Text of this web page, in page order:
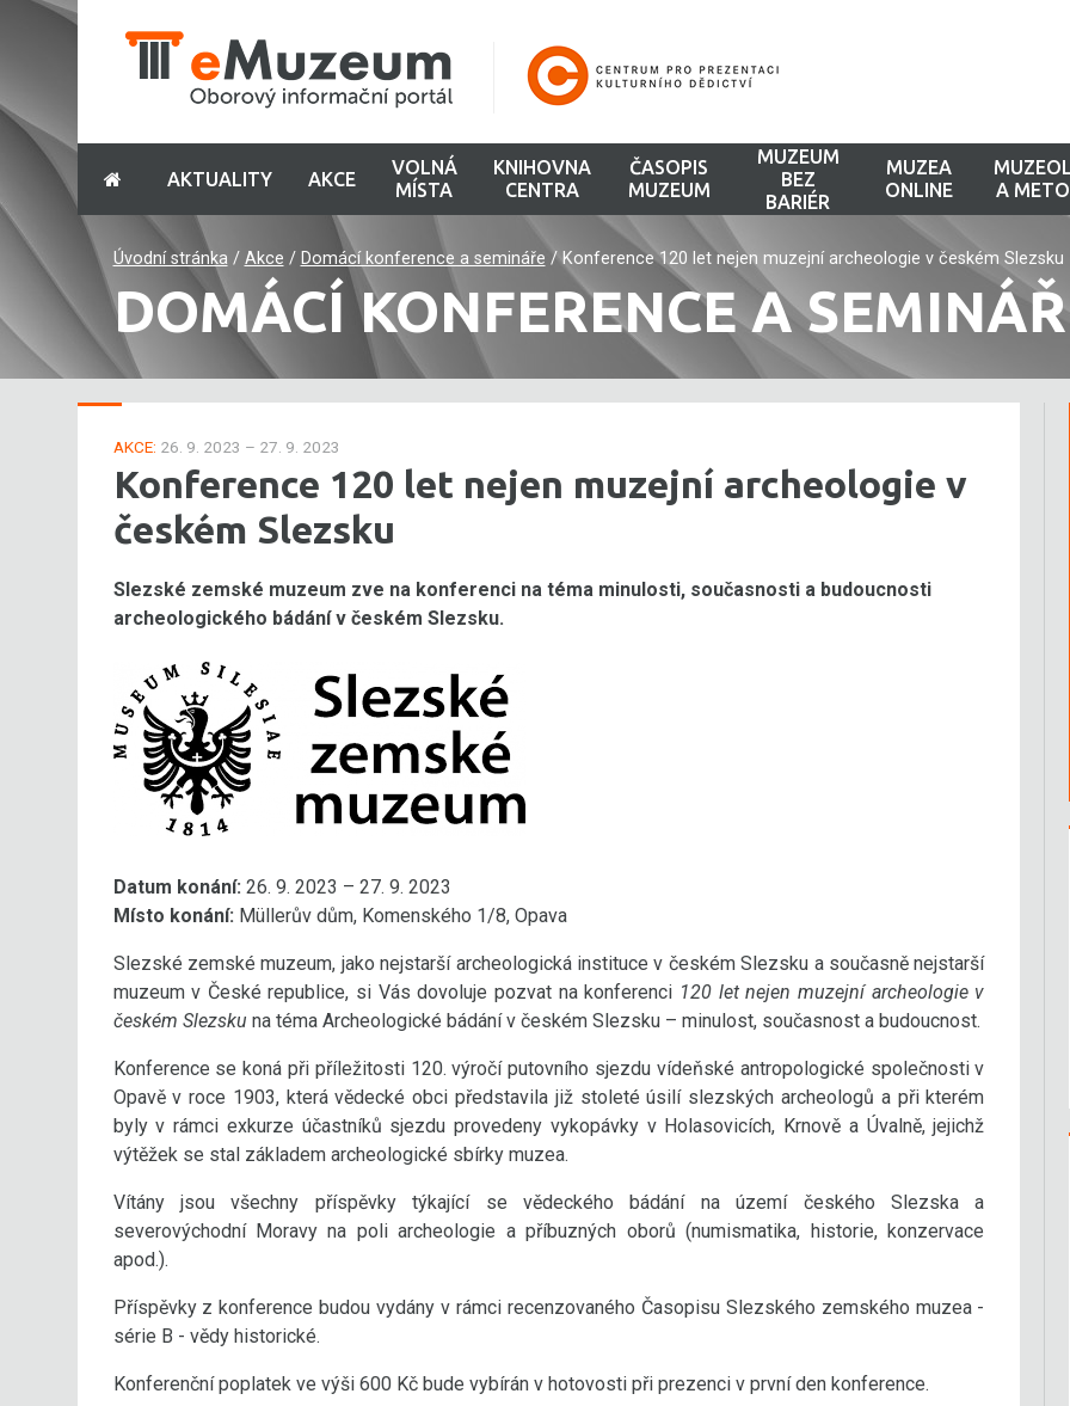
AKTUALITY AKCE
VOLNÁ
MÍSTA
KNIHOVNA
CENTRA
ČASOPIS
MUZEUM
MUZEUM
BEZ
BARIÉR
MUZEA
ONLINE
A
Úvodní stránka/ Akce / Domácí konference a semináře / Konference 120 let nejen muzejní archeologie v českém Slezsku
DOMÁCÍ KONFERENCE A
AKCE: 26. 9. 2023 – 27. 9. 2023
Konference 120 let nejen muzejní archeologie v
českém Slezsku
Slezské zemské muzeum zve na konferenci na téma minulosti, současnosti a budoucnosti
archeologického bádání v českém Slezsku.
Datum konání: 26. 9. 2023 – 27. 9. 2023
Místo konání: Müllerův dům, Komenského 1/8, Opava
Slezské zemské muzeum, jako nejstarší archeologická instituce v českém Slezsku a současně nejstarší
muzeum v České republice, si Vás dovoluje pozvat na konferenci 120 let nejen muzejní archeologie v
českém Slezsku na téma Archeologické bádání v českém Slezsku – minulost, současnost a budoucnost.
Konference se koná při příležitosti 120. výročí putovního sjezdu vídeňské antropologické společnosti v
Opavě v roce 1903, která vědecké obci představila již stoleté úsilí slezských archeologů a při kterém
byly v rámci exkurze účastníků sjezdu provedeny vykopávky v Holasovicích, Krnově a Úvalně, jejichž
výtěžek se stal základem archeologické sbírky muzea.
Vítány jsou všechny příspěvky týkající se vědeckého bádání na území českého Slezska a
severovýchodní Moravy na poli archeologie a příbuzných oborů (numismatika, historie, konzervace
apod.).
Příspěvky z konference budou vydány v rámci recenzovaného Časopisu Slezského zemského muzea -
série B - vědy historické.
Konferenční poplatek ve výši 600 Kč bude vybírán v hotovosti při prezenci v první den konference.